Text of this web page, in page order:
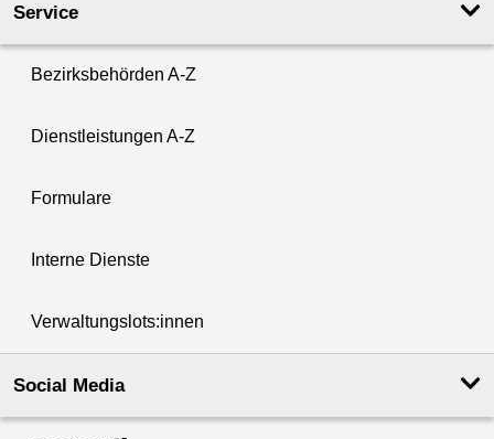
Service
Bezirksbehörden A-Z
Dienstleistungen A-Z
Formulare
Interne Dienste
Verwaltungslots:innen
Social Media